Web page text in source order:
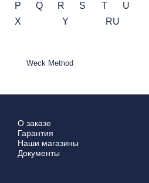
P Q R S T
U
X Y RU
Weck Method
О заказе
Гарантия
Наши магазины
Документы